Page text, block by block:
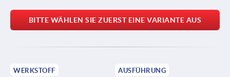
BITTE WÄHLEN SIE ZUERST EINE VARIANTE AUS
WERKSTOFF AUSFÜHRUNG